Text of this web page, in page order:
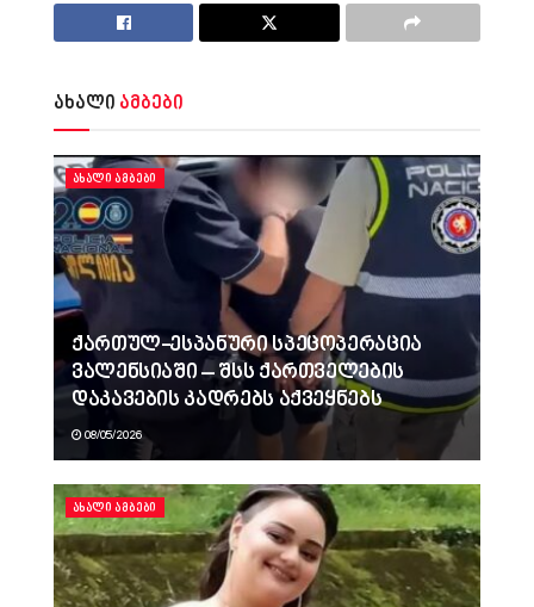
ახალი ამბები
ᲐᲮᲐᲚᲘ ᲐᲛᲑᲔᲑᲘ
ქართულ-ესპანური სპეცოპერაცია
ვალენსიაში – შსს ქართველების
დაკავების კადრებს აქვეყნებს
08/05/2026
ᲐᲮᲐᲚᲘ ᲐᲛᲑᲔᲑᲘ